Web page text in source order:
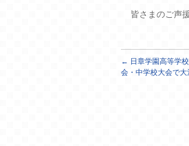
皆さまのご声
← 日章学園高等学
会・中学校大会で大